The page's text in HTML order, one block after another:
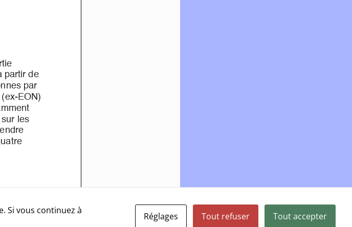
Si vous continuez à
Réglages Tout refuser Tout accepter
fonctionnement
du site.
Statistiques
based on